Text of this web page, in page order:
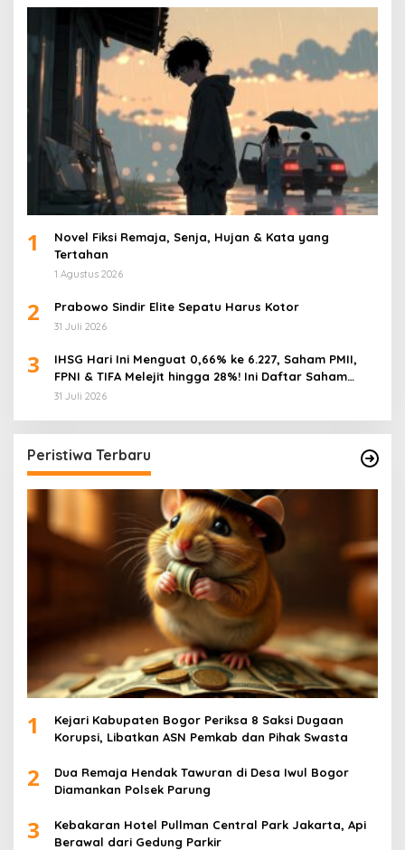
1
Novel Fiksi Remaja, Senja, Hujan & Kata yang
Tertahan
1 Agustus 2026
2 Prabowo Sindir Elite Sepatu Harus Kotor
31 Juli 2026
3
IHSG Hari Ini Menguat 0,66% ke 6.227, Saham PMII,
FPNI & TIFA Melejit hingga 28%! Ini Daftar Saham
Paling Cuan & Volume Tertinggi 31 Juli 2026
31 Juli 2026
Peristiwa Terbaru
1
Kejari Kabupaten Bogor Periksa 8 Saksi Dugaan
Korupsi, Libatkan ASN Pemkab dan Pihak Swasta
2
Dua Remaja Hendak Tawuran di Desa Iwul Bogor
Diamankan Polsek Parung
3
Kebakaran Hotel Pullman Central Park Jakarta, Api
Berawal dari Gedung Parkir